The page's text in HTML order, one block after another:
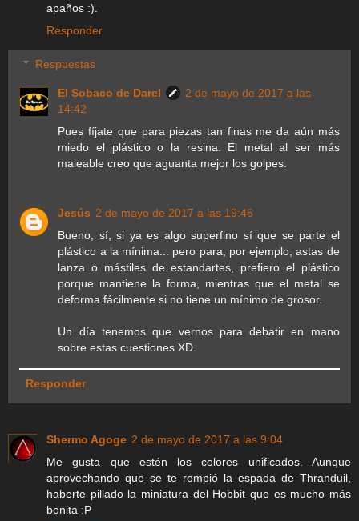
apaños :).
Responder
Respuestas
El Sobaco de Darel
2 de mayo de 2017 a las
14:42
Pues fíjate que para piezas tan finas me da aún más
miedo el plástico o la resina. El metal al ser más
maleable creo que aguanta mejor los golpes.
Jesús 2 de mayo de 2017 a las 19:46
Bueno, sí, si ya es algo superfino sí que se parte el
plástico a la mínima... pero para, por ejemplo, astas de
lanza o mástiles de estandartes, prefiero el plástico
porque mantiene la forma, mientras que el metal se
deforma fácilmente si no tiene un mínimo de grosor.
Un día tenemos que vernos para debatir en mano
sobre estas cuestiones XD.
Responder
Shermo Agoge 2 de mayo de 2017 a las 9:04
Me gusta que estén los colores unificados. Aunque
aprovechando que se te rompió la espada de Thranduil,
haberte pillado la miniatura del Hobbit que es mucho más
bonita :P